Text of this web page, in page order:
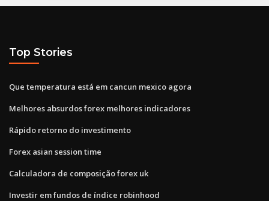
Top Stories
Que temperatura está em cancun mexico agora
Melhores absurdos forex melhores indicadores
Rápido retorno do investimento
Forex asian session time
Calculadora de composição forex uk
Investir em fundos de índice robinhood